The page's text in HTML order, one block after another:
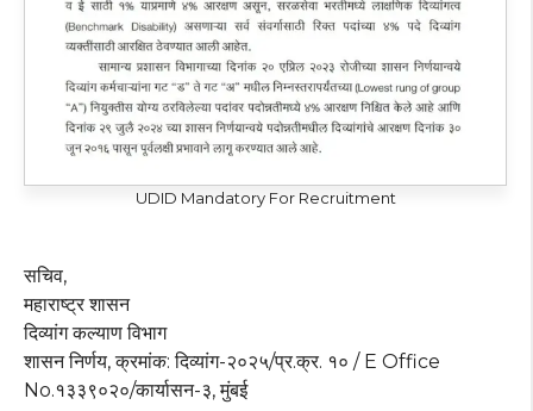
UDID Mandatory For Recruitment
सचिव,
महाराष्ट्र शासन
दिव्यांग कल्याण विभाग
शासन निर्णय, क्रमांक: दिव्यांग-२०२५/प्र.क्र. १० / E Office
No.१३३९०२०/कार्यासन-३, मुंबई